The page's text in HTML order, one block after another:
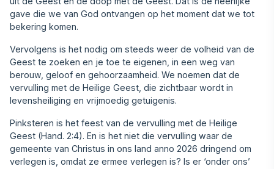
gave die we van God ont‍vangen op het moment dat we tot
bekering komen.
Vervolgens is het nodig om steeds weer de volheid van de
Geest te zoeken en je toe te eigenen, in een weg van
berouw, geloof en gehoorzaamheid. We noemen dat de
vervulling met de Heilige Geest, die zichtbaar wordt in
levensheiliging en vrijmoedig getuigenis.
Pinksteren is het feest van de vervulling met de Heilige
Geest (Hand. 2:4). En is het niet die ver‍vulling waar de
gemeente van Christus in ons land anno 2026 dringend om
verlegen is, omdat ze ermee verlegen is? Is er ‘onder ons’